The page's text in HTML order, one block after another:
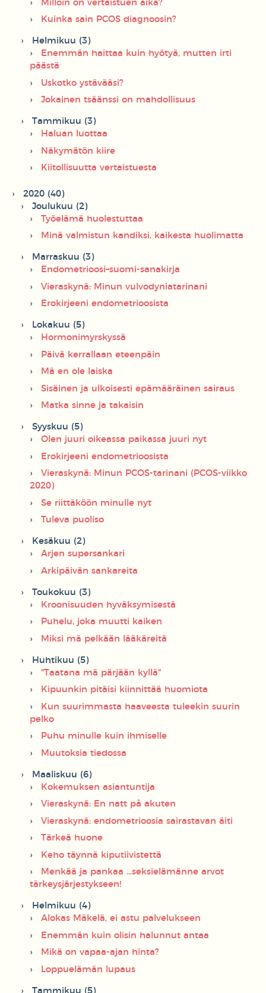
Milloin on vertaistuen aika?
Kuinka sain PCOS diagnoosin?
Helmikuu (3)
Enemmän haittaa kuin hyötyä, mutten irti
päästä
Uskotko ystävääsi?
Jokainen tsäänssi on mahdollisuus
Tammikuu (3)
Haluan luottaa
Näkymätön kiire
Kiitollisuutta vertaistuesta
2020 (40)
Joulukuu (2)
Työelämä huolestuttaa
Minä valmistun kandiksi, kaikesta huolimatta
Marraskuu (3)
Endometrioosi–suomi-sanakirja
Vieraskynä: Minun vulvodyniatarinani
Erokirjeeni endometrioosista
Lokakuu (5)
Hormonimyrskyssä
Päivä kerrallaan eteenpäin
Mä en ole laiska
Sisäinen ja ulkoisesti epämääräinen sairaus
Matka sinne ja takaisin
Syyskuu (5)
Olen juuri oikeassa paikassa juuri nyt
Erokirjeeni endometrioosista
Vieraskynä: Minun PCOS-tarinani (PCOS-viikko
2020)
Se riittäköön minulle nyt
Tuleva puoliso
Kesäkuu (2)
Arjen supersankari
Arkipäivän sankareita
Toukokuu (3)
Kroonisuuden hyväksymisestä
Puhelu, joka muutti kaiken
Miksi mä pelkään lääkäreitä
Huhtikuu (5)
"Taatana mä pärjään kyllä"
Kipuunkin pitäisi kiinnittää huomiota
Kun suurimmasta haaveesta tuleekin suurin
pelko
Puhu minulle kuin ihmiselle
Muutoksia tiedossa
Maaliskuu (6)
Kokemuksen asiantuntija
Vieraskynä: En natt på akuten
Vieraskynä: endometrioosia sairastavan äiti
Tärkeä huone
Keho täynnä kiputiivistettä
Menkää ja pankaa ...seksielämänne arvot
tärkeysjärjestykseen!
Helmikuu (4)
Alokas Mäkelä, ei astu palvelukseen
Enemmän kuin olisin halunnut antaa
Mikä on vapaa-ajan hinta?
Loppuelämän lupaus
Tammikuu (5)